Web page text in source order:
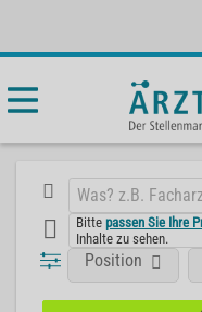
Bittepassen Sie Ihre
Inhalte zu sehen.
Position